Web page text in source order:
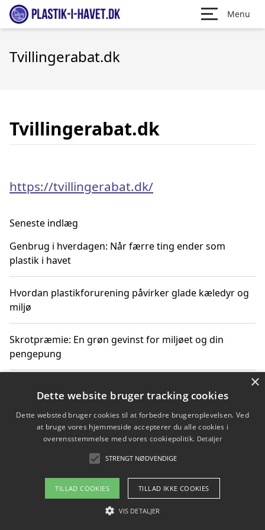
Menu
Tvillingerabat.dk
Tvillingerabat.dk
https://tvillingerabat.dk/
Seneste indlæg
Genbrug i hverdagen: Når færre ting ender som
plastik i havet
Hvordan plastikforurening påvirker glade kæledyr og
miljø
Skrotpræmie: En grøn gevinst for miljøet og din
pengepung
Hvordan blåfade med rist kan hjælpe med at reducere
plastik i havet
Spil kasinospil på et troværdigt online casino: Din
guide til sikker og sjov underholdning
Copyright 2026 - Pilanto Aps
Om / kontakt
×
Dette website bruger tracking cookies
Dette websted bruger cookies til at forbedre brugeroplevelsen. Ved
at bruge vores hjemmeside accepterer du alle cookies i
overensstemmelse med vores cookiepolitik. Detaljer
STRENGT NØDVENDIGE
TILLAD COOKIES TILLAD IKKE COOKIES
VIS DETALJER